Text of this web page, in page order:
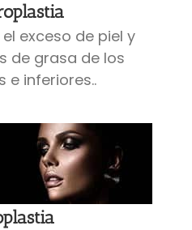
exceso de piel y
de grasa de los
e inferiores..